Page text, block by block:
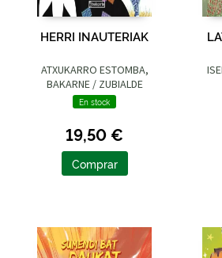
HERRI INAUTERIAK
ATXUKARRO ESTOMBA,
BAKARNE / ZUBIALDE
GRAJIRENA, IZASKUN
En stock
19,50 €
Comprar